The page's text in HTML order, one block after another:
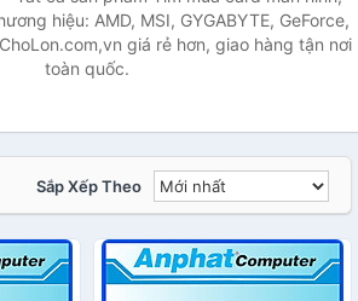
hiệu: AMD, MSI, GYGABYTE, GeForce,
giá rẻ hơn, giao hàng tận nơi
toàn quốc.
Sắp Xếp Theo